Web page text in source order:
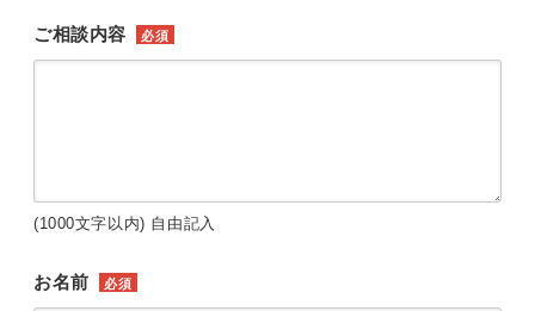
ご相談内容 必須
(1000文字以内) 自由記入
お名前 必須